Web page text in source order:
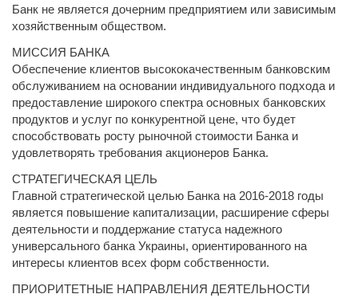
Банк не является дочерним предприятием или зависимым
хозяйственным обществом.
МИССИЯ БАНКА
Обеспечение клиентов высококачественным банковским
обслуживанием на основании индивидуального подхода и
предоставление широкого спектра основных банковских
продуктов и услуг по конкурентной цене, что будет
способствовать росту рыночной стоимости Банка и
удовлетворять требования акционеров Банка.
СТРАТЕГИЧЕСКАЯ ЦЕЛЬ
Главной стратегической целью Банка на 2016-2018 годы
является повышение капитализации, расширение сферы
деятельности и поддержание статуса надежного
универсального банка Украины, ориентированного на
интересы клиентов всех форм собственности.
ПРИОРИТЕТНЫЕ НАПРАВЛЕНИЯ ДЕЯТЕЛЬНОСТИ